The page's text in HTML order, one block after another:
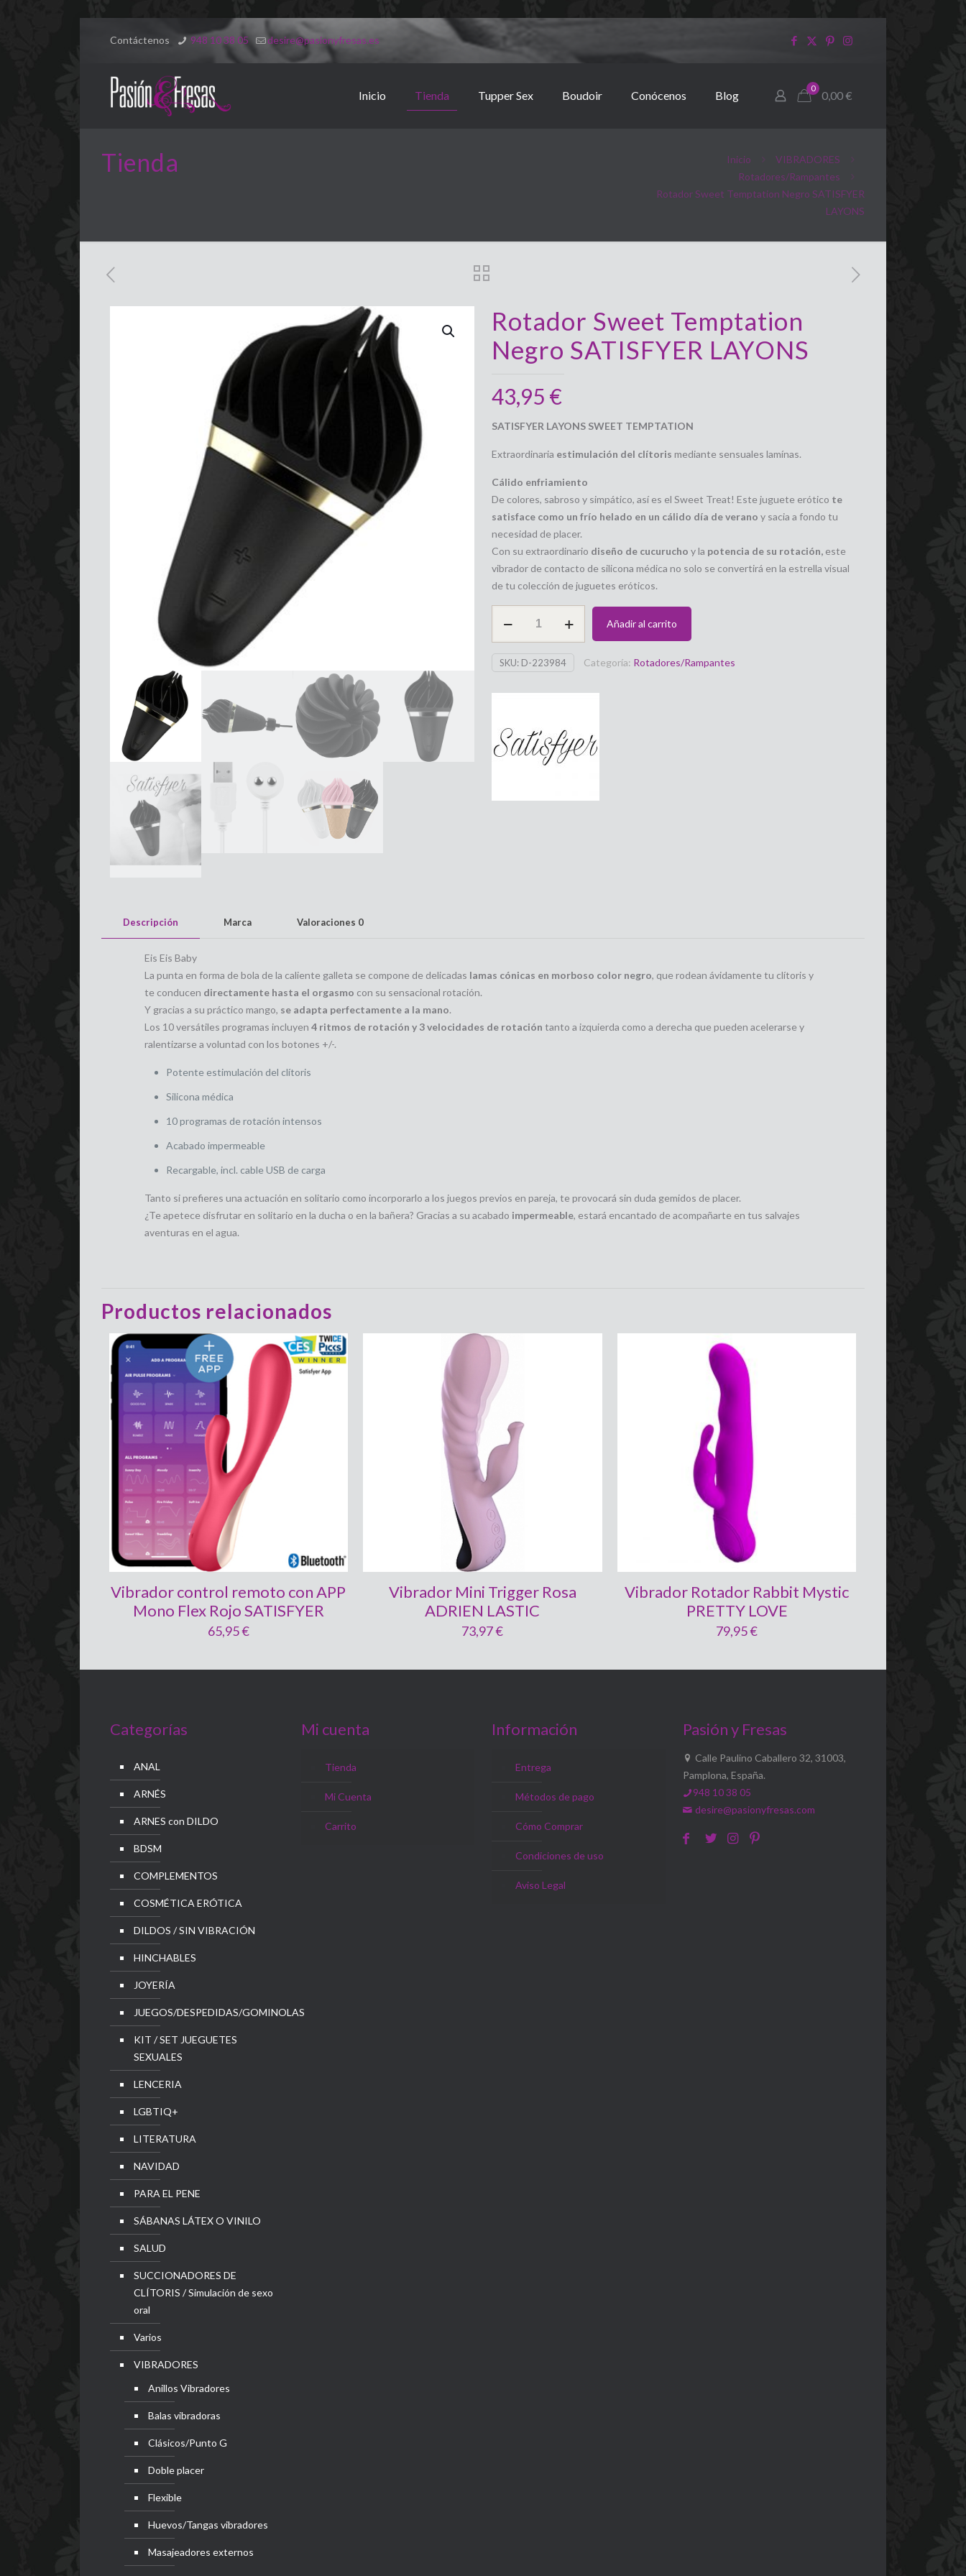
Contáctenos 948 10 38 05 desire@pasionyfresas.es
Inicio Tienda Tupper Sex Boudoir Conócenos Blog
0
0,00€
Tienda Inicio
VIBRADORES
Rotadores/Rampantes
Rotador Sweet Temptation Negro SATISFYER
LAYONS
Rotador Sweet Temptation
Negro SATISFYER LAYONS
43,95 €
SATISFYER LAYONS SWEET TEMPTATION
Extraordinaria estimulación del clítoris mediante sensuales lamínas.
Cálido enfriamiento
De colores, sabroso y simpático, así es el Sweet Treat! Este juguete erótico te
satisface como un frío helado en un cálido día de verano y sacia a fondo tu
necesidad de placer.
Con su extraordinario diseño de cucurucho y la potencia de su rotación, este
vibrador de contacto de silicona médica no solo se convertirá en la estrella visual
de tu colección de juguetes eróticos.
Negro
Añadir al carrito
SKU: D-223984 Categoría: Rotadores/Rampantes
Descripción Marca Valoraciones 0
Eis Eis Baby
La punta en forma de bola de la caliente galleta se compone de delicadas lamas cónicas en morboso color negro, que rodean ávidamente tu clítoris y
te conducen directamente hasta el orgasmo con su sensacional rotación.
Y gracias a su práctico mango, se adapta perfectamente a la mano.
Los 10 versátiles programas incluyen 4 ritmos de rotación y 3 velocidades de rotación tanto a izquierda como a derecha que pueden acelerarse y
ralentizarse a voluntad con los botones +/-.
Potente estimulación del clítoris
Silicona médica
10 programas de rotación intensos
Acabado impermeable
Recargable, incl. cable USB de carga
Tanto si prefieres una actuación en solitario como incorporarlo a los juegos previos en pareja, te provocará sin duda gemidos de placer.
¿Te apetece disfrutar en solitario en la ducha o en la bañera? Gracias a su acabado impermeable, estará encantado de acompañarte en tus salvajes
aventuras en el agua.
Productos relacionados
Vibrador control remoto con APP
Mono Flex Rojo SATISFYER
65,95€
Vibrador Mini Trigger Rosa
ADRIEN LASTIC
73,97€
Vibrador Rotador Rabbit Mystic
PRETTY LOVE
79,95€
Categorías
ANAL
ARNÉS
ARNES con DILDO
BDSM
COMPLEMENTOS
COSMÉTICA ERÓTICA
DILDOS / SIN VIBRACIÓN
HINCHABLES
JOYERÍA
JUEGOS/DESPEDIDAS/GOMINOLAS
KIT / SET JUEGUETES
SEXUALES
LENCERIA
LGBTIQ+
LITERATURA
NAVIDAD
PARA EL PENE
SÁBANAS LÁTEX O VINILO
SALUD
SUCCIONADORES DE
CLÍTORIS / Simulación de sexo
oral
Varios
VIBRADORES
Anillos Vibradores
Balas vibradoras
Clásicos/Punto G
Doble placer
Flexible
Huevos/Tangas vibradores
Masajeadores externos
Mi cuenta
Tienda
Mi Cuenta
Carrito
Información
Entrega
Métodos de pago
Cómo Comprar
Condiciones de uso
Aviso Legal
Pasión y Fresas
Calle Paulino Caballero 32, 31003,
Pamplona, España.
948 10 38 05
desire@pasionyfresas.com